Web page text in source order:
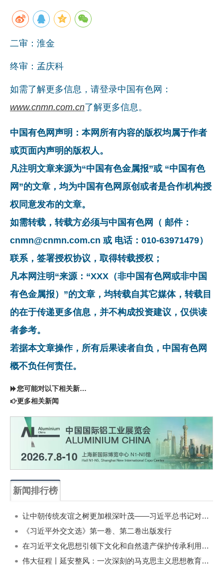
二审：淮金
终审：孟庆科
如需了解更多信息，请登录中国有色网：
www.cnmn.com.cn了解更多信息。
中国有色网声明：本网所有内容的版权均属于作者
或页面内声明的版权人。
凡注明文章来源为“中国有色金属报”或 “中国有色
网”的文章，均为中国有色网原创或者是合作机构授
权同意发布的文章。
如需转载，转载方必须与中国有色网（ 邮件：
cnmn@cnmn.com.cn 或 电话：010-63971479）
联系，签署授权协议，取得转载授权；
凡本网注明“来源：“XXX（非中国有色网或非中国
有色金属报）”的文章，均转载自其它媒体，转载目
的在于传递更多信息，并不构成投资建议，仅供读
者参考。
若据本文章操作，所有后果读者自负，中国有色网
概不负任何责任。
您可能对以下相关新闻同样感兴趣
更多相关新闻
新闻排行榜
让中朝传统友谊之树更加根深叶茂——习近平总书记对朝鲜进行国事访问纪实
《习近平外交文选》第一卷、第二卷出版发行
在习近平文化思想引领下文化和自然遗产保护传承利用工作开创新局面
伟大征程丨延安整风：一次深刻的马克思主义思想教育运动